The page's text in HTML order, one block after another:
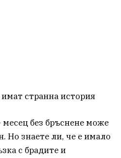
странна история
без бръснене може
Но знаете ли, че е имало
с брадите и